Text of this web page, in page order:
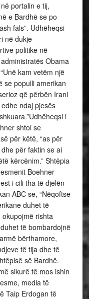
portalin e tij,
e Bardhë se po
fals”. Udhëheqsi
në dukje
politike në
Obama
kam vetëm një
se populli amerikan
që përbën Irani
ndaj pjesës
i
shtoi se
për këtë, “as për
për faktin se ai
kërcënim.” Shtëpia
Boehner
i cili tha të djelën
ABC se, “Nëqoftse
duhet të
rishta
të bombardojnë
bërthamore,
të tija dhe të
së Bardhë.
sikurë të mos ishin
media të
Taip Erdogan të